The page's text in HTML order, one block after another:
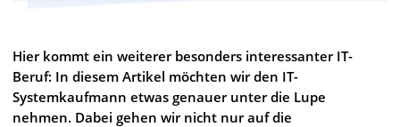
Hier kommt ein weiterer besonders interessanter IT-
Beruf: In diesem Artikel möchten wir den IT-
Systemkaufmann etwas genauer unter die Lupe
nehmen. Dabei gehen wir nicht nur auf die